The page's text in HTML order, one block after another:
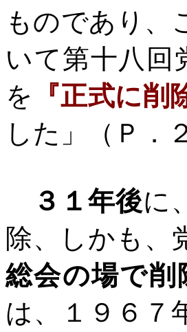
ものであり、
いて第十八回
を
『正式に
した」（Ｐ．
３１年後に
除、しかも、
総会の場で
は、１９６７